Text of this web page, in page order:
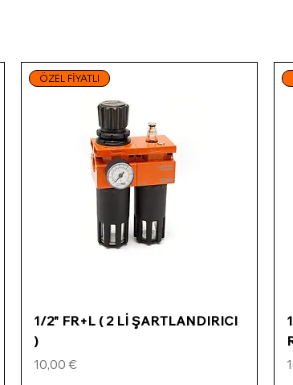
Schnellansicht
ÖZEL FİYATLI
1/2" FR+L ( 2 Lİ ŞARTLANDIRICI
)
Preis
10,00 €